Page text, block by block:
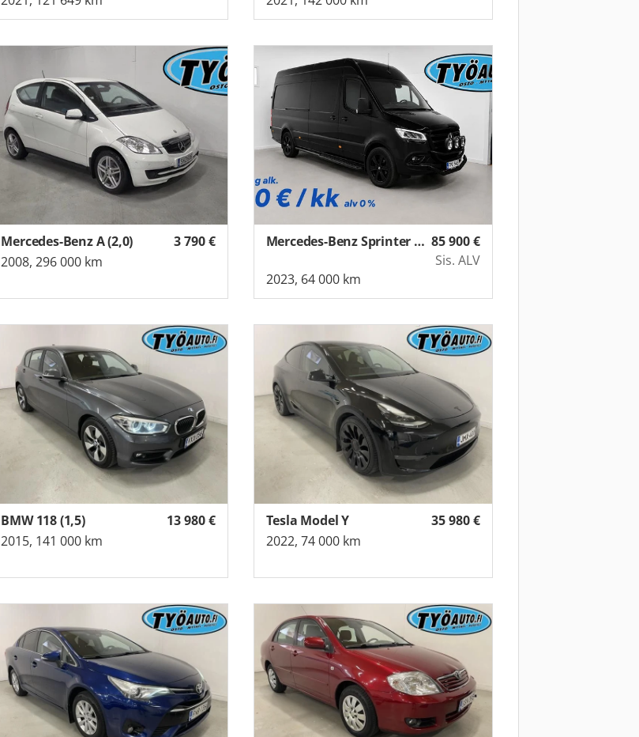
3 790€
Mercedes-Benz A (2,0)
2008, 296 000 km
85 900€
Sis. ALV
Mercedes-Benz Sprinter (2,0)
2023, 64 000 km
13 980€
BMW 118 (1,5)
2015, 141 000 km
35 980€
Tesla Model Y
2022, 74 000 km